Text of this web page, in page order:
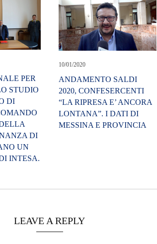
PER
STUDIO
DI
DI
UN
INTESA.
10/01/2020
ANDAMENTO SALDI
2020, CONFESERCENTI
“LA RIPRESA E’ ANCORA
LONTANA”. I DATI DI
MESSINA E PROVINCIA
LEAVE A REPLY